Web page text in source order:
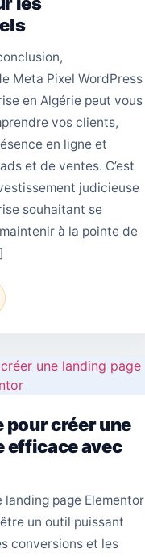
Meta Pixel WordPress
en Algérie peut vous
vos clients,
en ligne et
et de ventes. C’est
judicieuse
souhaitant se
à la pointe de
pour créer une
efficace avec
landing page Elementor
un outil puissant
conversions et les